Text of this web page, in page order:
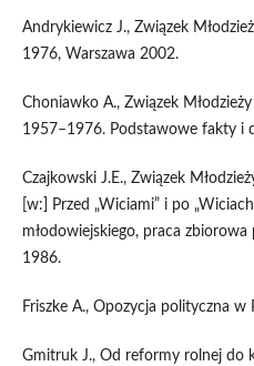
Andrykiewicz J., Związek
1976, Warszawa 2002.
Choniawko A., Związek
1957–1976. Podstawowe fakty i
Czajkowski J.E., Związek
[w:] Przed „Wiciami” i po
młodowiejskiego, praca zbiorowa
1986.
Friszke A., Opozycja polityczna
Gmitruk J., Od reformy rolnej do